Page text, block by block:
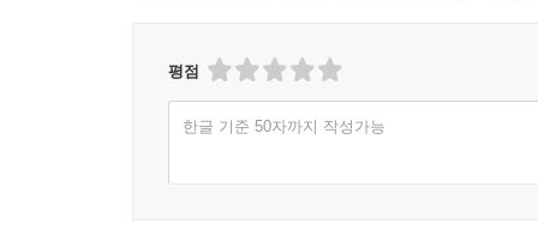
평점
한글 기준 50자까지 작성가능